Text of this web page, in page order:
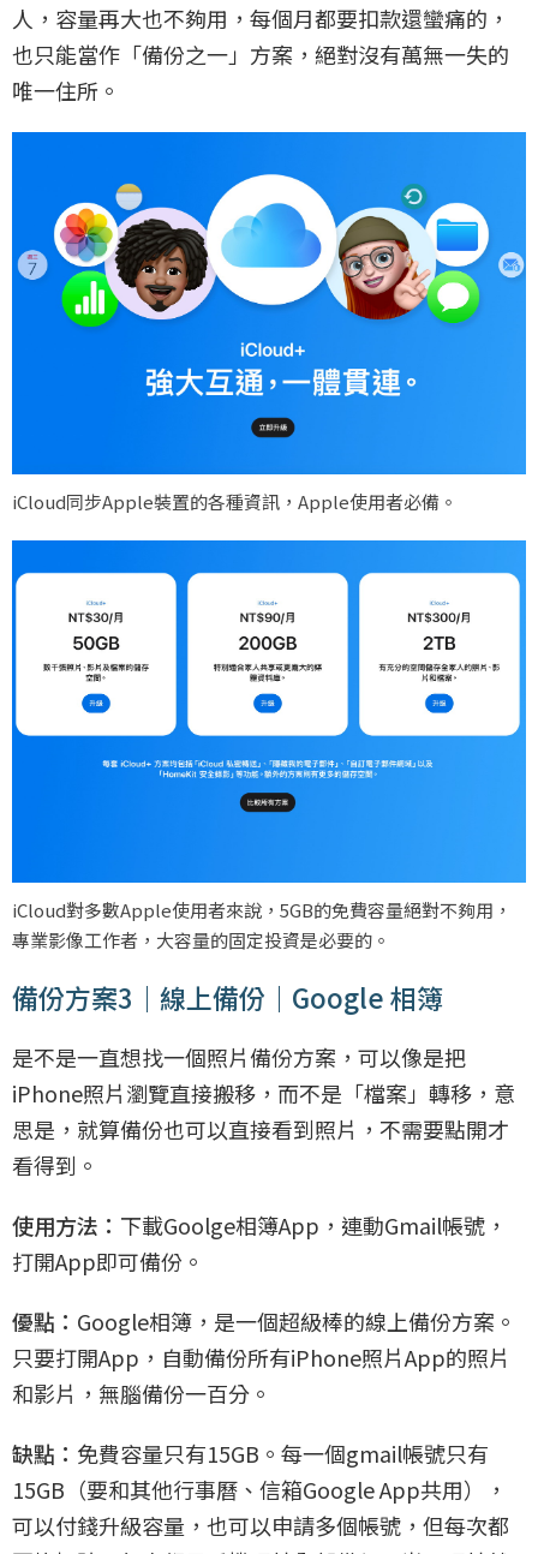
人，容量再大也不夠用，每個月都要扣款還蠻痛的，
也只能當作「備份之一」方案，絕對沒有萬無一失的
唯一住所。
iCloud同步Apple裝置的各種資訊，Apple使用者必備。
iCloud對多數Apple使用者來說，5GB的免費容量絕對不夠用，
專業影像工作者，大容量的固定投資是必要的。
備份方案3｜線上備份｜Google 相簿
是不是一直想找一個照片備份方案，可以像是把
iPhone照片瀏覽直接搬移，而不是「檔案」轉移，意
思是，就算備份也可以直接看到照片，不需要點開才
看得到。
使用方法： 下載Goolge相簿App，連動Gmail帳號，
打開App即可備份。
優點： Google相簿，是一個超級棒的線上備份方案。
只要打開App，自動備份所有iPhone照片App的照片
和影片，無腦備份一百分。
缺點： 免費容量只有15GB。每一個gmail帳號只有
15GB（要和其他行事曆、信箱Google App共用），
可以付錢升級容量，也可以申請多個帳號，但每次都